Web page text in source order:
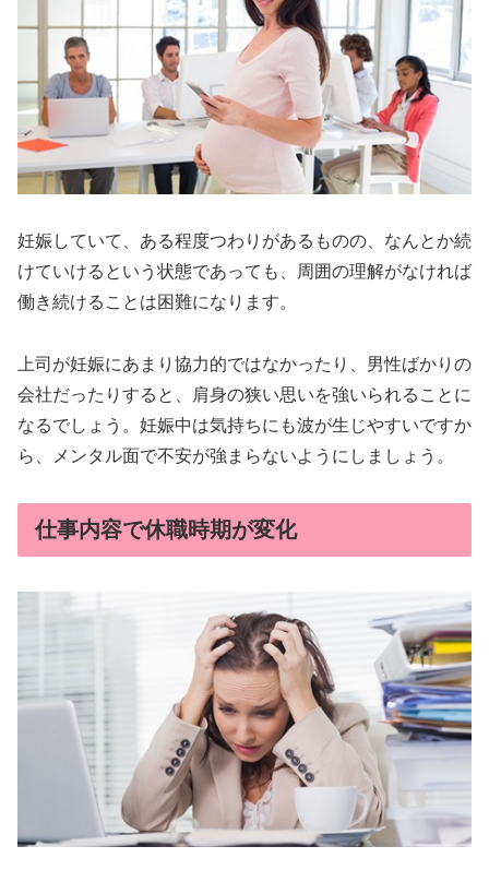
妊娠していて、ある程度つわりがあるものの、なんとか続
けていけるという状態であっても、周囲の理解がなければ
働き続けることは困難になります。
上司が妊娠にあまり協力的ではなかったり、男性ばかりの
会社だったりすると、肩身の狭い思いを強いられることに
なるでしょう。妊娠中は気持ちにも波が生じやすいですか
ら、メンタル面で不安が強まらないようにしましょう。
仕事内容で休職時期が変化